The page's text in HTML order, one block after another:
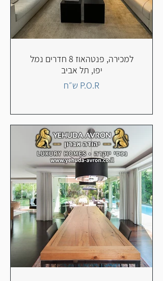
למכירה, פנטהאוז 8 חדרים נמל
יפו, תל אביב
P.O.R ש״ח